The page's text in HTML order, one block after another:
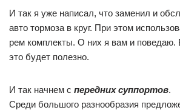
И так я уже написал, что заменил и
авто тормоза в круг. При этом
рем комплекты. О них я вам и поведаю.
это будет полезно.
И так начнем с передних суппортов.
Среди большого разнообразия